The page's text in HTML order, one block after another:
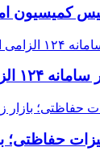
کمیسیون
تخلف محسوب می‌شود
حفاظتی؛